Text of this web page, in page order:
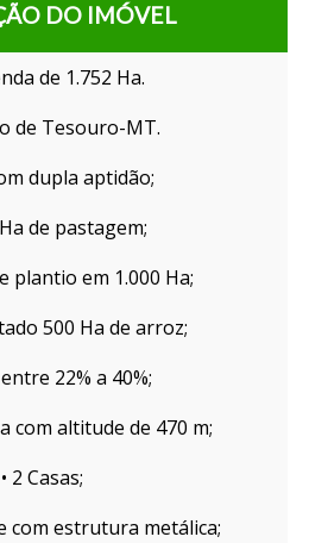
DO IMÓVEL
de 1.752 Ha.
de Tesouro-MT.
dupla aptidão;
de pastagem;
plantio em 1.000 Ha;
500 Ha de arroz;
22% a 40%;
com altitude de 470 m;
• 2 Casas;
com estrutura metálica;